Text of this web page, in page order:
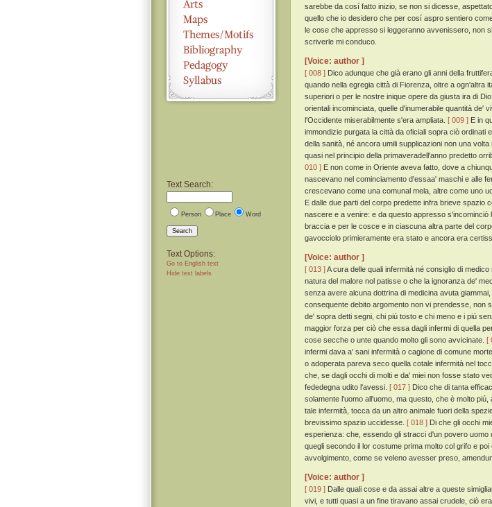
Text Search:
Person Place Word
Search
Text Options:
Go to English text
Hide text labels
sarebbe da cosí fatto inizio, se non si dicesse,
quello che io desidero che per cosí aspro sentiero
le cose che appresso si leggeranno avvenissero, non
scriverle mi conduco.
[Voice: author ]
[ 008 ] Dico adunque che già erano gli anni della
quando nella egregia città di Fiorenza, oltre a ogn'altra
superiori o per le nostre inique opere da giusta ira di
orientali incominciata, quelle d'inumerabile quantità de'
l'Occidente miserabilmente s'era ampliata. [ 009 ] E in
immondizie purgata la città da oficiali sopra ciò
della sanità, né ancora umili supplicazioni non una
quasi nel principio della primaveradell'anno predetto
010 ] E non come in Oriente aveva fatto, dove a
nascevano nel cominciamento d'essaa' maschi e alle
crescevano come una comunal mela, altre come uno
E dalle due parti del corpo predette infra brieve spazio
nascere e a venire: e da questo appresso s'incominciò
braccia e per le cosce e in ciascuna altra parte del
gavocciolo primieramente era stato e ancora era
[Voice: author ]
[ 013 ]A cura delle quali infermità né consiglio di
natura del malore nol patisse o che la ignoranza de'
senza avere alcuna dottrina di medicina avuta
consequente debito argomento non vi prendesse, non
de' sopra detti segni, chi piú tosto e chi meno e i piú
maggior forza per ciò che essa dagli infermi di quella
cose secche o unte quando molto gli sono avvicinate. [
infermi dava a' sani infermità o cagione di comune
o adoperata pareva seco quella cotale infermità nel
che, se dagli occhi di molti e da' miei non fosse stato
fededegna udito l'avessi. [ 017 ] Dico che di tanta
solamente l'uomo all'uomo, ma questo, che è molto
tale infermità, tocca da un altro animale fuori della
brevissimo spazio uccidesse. [ 018 ] Di che gli occhi
esperienza: che, essendo gli stracci d'un povero
quegli secondo il lor costume prima molto col grifo e
avvolgimento, come se veleno avesser preso,
[Voice: author ]
[ 019 ] Dalle quali cose e da assai altre a queste
vivi, e tutti quasi a un fine tiravano assai crudele, ciò